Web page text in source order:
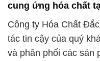
cung ứng hóa chất
Công ty Hóa Chất
tác tin cậy của quý
và phân phối các sản